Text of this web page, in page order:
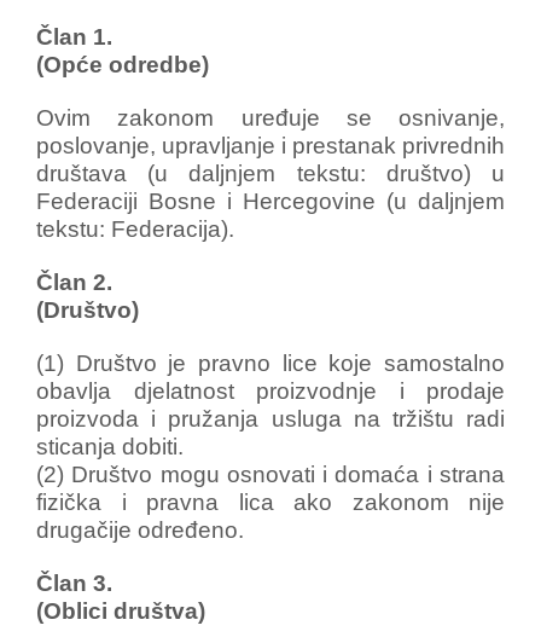
Član 1.
(Opće odredbe)
Ovim zakonom uređuje se osnivanje,
poslovanje, upravljanje i prestanak privrednih
društava (u daljnjem tekstu: društvo) u
Federaciji Bosne i Hercegovine (u daljnjem
tekstu: Federacija).
Član 2.
(Društvo)
(1) Društvo je pravno lice koje samostalno
obavlja djelatnost proizvodnje i prodaje
proizvoda i pružanja usluga na tržištu radi
sticanja dobiti.
(2) Društvo mogu osnovati i domaća i strana
fizička i pravna lica ako zakonom nije
drugačije određeno.
Član 3.
(Oblici društva)